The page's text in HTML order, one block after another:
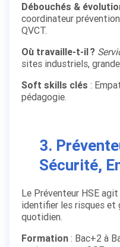
Débouchés &
coordinateur
QVCT.
Où travaille-t-il ?
sites industriels,
Soft skills clés :
pédagogie.
3.
Sécurité,
Le Préventeur HSE
identifier les risques et
quotidien.
Formation : Bac+2 à